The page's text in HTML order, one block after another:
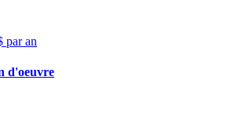
par an
d'oeuvre